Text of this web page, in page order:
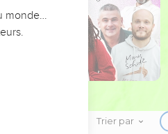
Trier par
monde…